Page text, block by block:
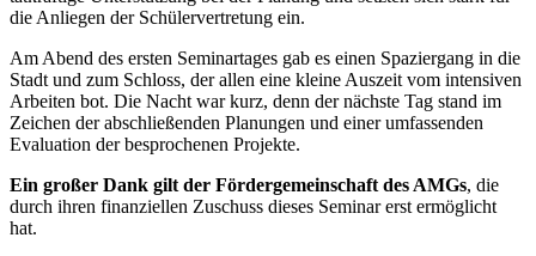
die Anliegen der Schülervertretung ein.
Am Abend des ersten Seminartages gab es einen Spaziergang in die
Stadt und zum Schloss, der allen eine kleine Auszeit vom intensiven
Arbeiten bot. Die Nacht war kurz, denn der nächste Tag stand im
Zeichen der abschließenden Planungen und einer umfassenden
Evaluation der besprochenen Projekte.
Ein großer Dank gilt der Fördergemeinschaft des AMGs, die
durch ihren finanziellen Zuschuss dieses Seminar erst ermöglicht
hat.